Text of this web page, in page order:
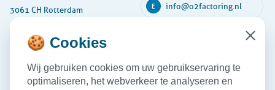
3061 CH Rotterdam
Maandag
08:30 - 17:30
Dinsdag
08:30 - 17:30
E info@o2factoring.nl
🍪 Cookies
Wij gebruiken cookies om uw gebruikservaring te
optimaliseren, het webverkeer te analyseren en
Close